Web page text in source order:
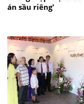
án sầu riêng'